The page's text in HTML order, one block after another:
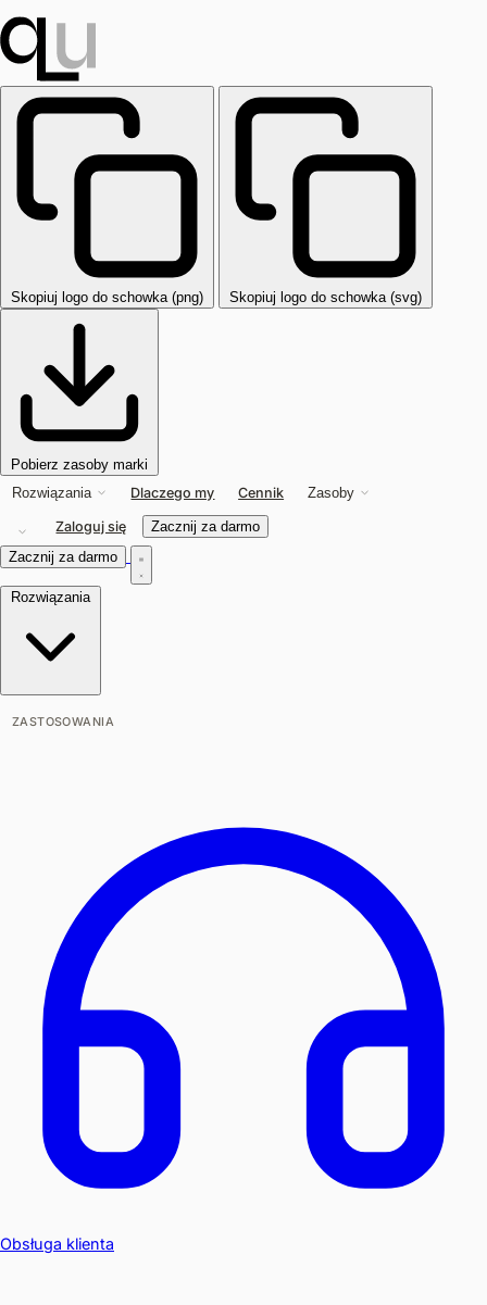
Skopiuj logo do schowka (png) Skopiuj logo do schowka (svg)
Pobierz zasoby marki
Rozwiązania Dlaczego my Cennik Zasoby
Zaloguj się
Zacznij za darmo
Zacznij za darmo
Rozwiązania
ZASTOSOWANIA
Obsługa klienta